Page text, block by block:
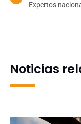
Expertos
Noticias